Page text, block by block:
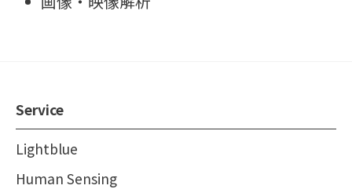
Service
Lightblue
Human Sensing